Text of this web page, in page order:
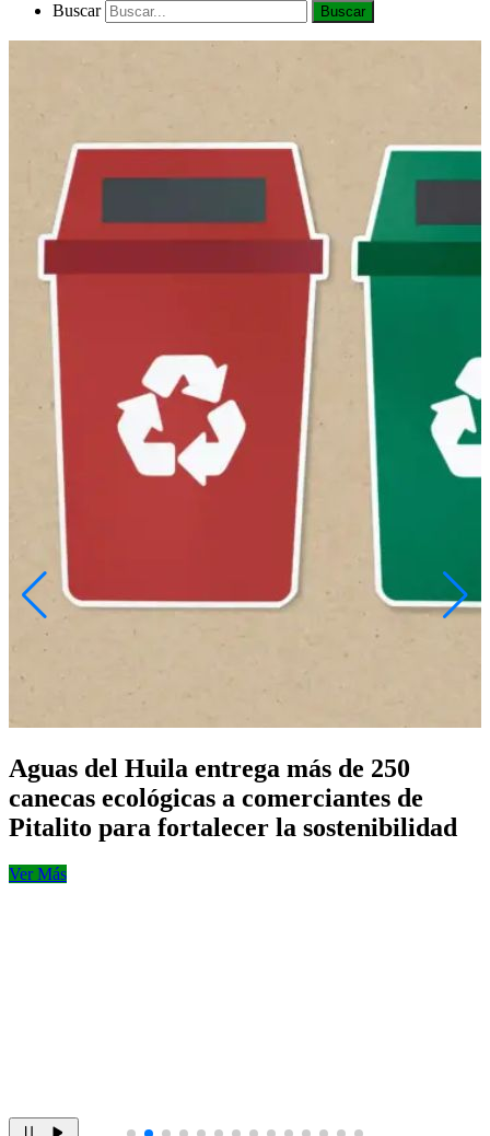
Buscar
Buscar
Huila será el escenario de GovTech 2026
Ver Más
Aguas del Huila entrega más de 250
canecas ecológicas a comerciantes de
Pitalito para fortalecer la sostenibilidad
Ver Más